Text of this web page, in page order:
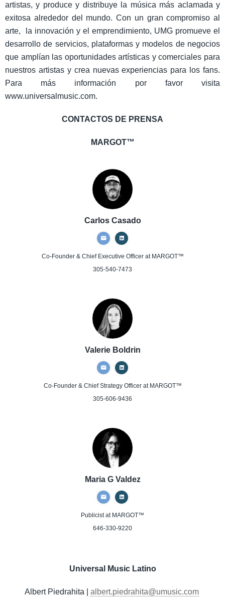
artistas, y produce y distribuye la música más aclamada y
exitosa alrededor del mundo. Con un gran compromiso al
arte, la innovación y el emprendimiento, UMG promueve el
desarrollo de servicios, plataformas y modelos de negocios
que amplían las oportunidades artísticas y comerciales para
nuestros artistas y crea nuevas experiencias para los fans.
Para más información por favor visita
www.universalmusic.com.
CONTACTOS DE PRENSA
MARGOT™
Carlos Casado
Co-Founder & Chief Executive Officerat MARGOT™
305-540-7473
Valerie Boldrin
Co-Founder & Chief Strategy Officerat MARGOT™
305-606-9436
Maria G Valdez
Publicistat MARGOT™
646-330-9220
Universal Music Latino
Albert Piedrahita | albert.piedrahita@umusic.com